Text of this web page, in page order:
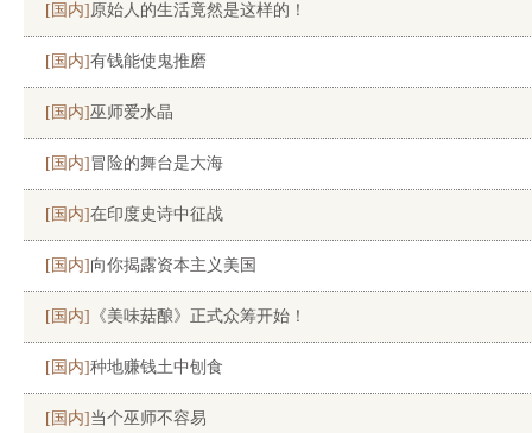
[国内] 原始人的生活竟然是这样的！
[国内]有钱能使鬼推磨
[国内]巫师爱水晶
[国内] 冒险的舞台是大海
[国内]在印度史诗中征战
[国内] 向你揭露资本主义美国
[国内] 《美味菇酿》正式众筹开始！
[国内]种地赚钱土中刨食
[国内] 当个巫师不容易